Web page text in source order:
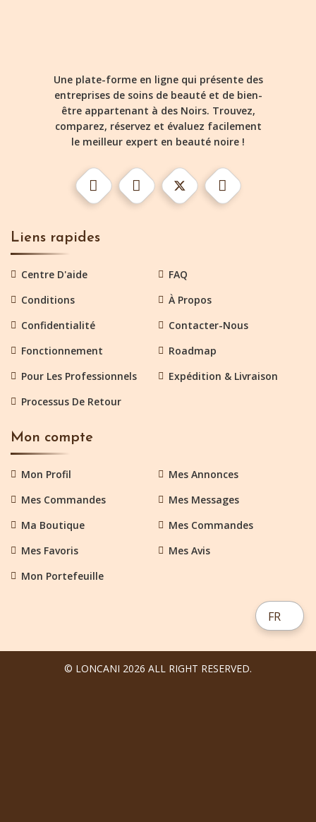
Une plate-forme en ligne qui présente des
entreprises de soins de beauté et de bien-
être appartenant à des Noirs. Trouvez,
comparez, réservez et évaluez facilement
le meilleur expert en beauté noire !
Liens rapides
Centre D'aide
FAQ
Conditions
À Propos
Confidentialité
Contacter-Nous
Fonctionnement
Roadmap
Pour Les Professionnels
Expédition & Livraison
Processus De Retour
Mon compte
Mon Profil
Mes Annonces
Mes Commandes
Mes Messages
Ma Boutique
Mes Commandes
Mes Favoris
Mes Avis
Mon Portefeuille
FR
© LONCANI 2026 ALL RIGHT RESERVED.